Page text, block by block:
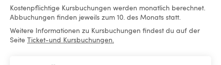
Kostenpflichtige Kursbuchungen werden monatlich berechnet.
Abbuchungen finden jeweils zum 10. des Monats statt.
Weitere Informationen zu Kursbuchungen findest du auf der
Seite Ticket-und Kursbuchungen.